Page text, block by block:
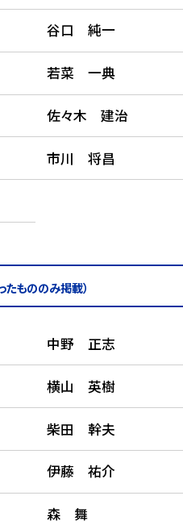
谷口 純一
若菜 一典
佐々木 建治
市川 将昌
たもののみ掲載）
中野 正志
横山 英樹
柴田 幹夫
伊藤 祐介
森 舞